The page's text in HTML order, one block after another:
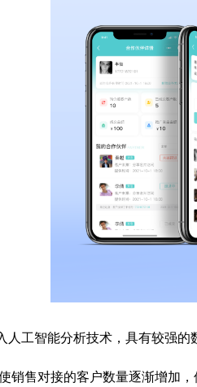
人工智能分析技术，具有较强
销售对接的客户数量逐渐增加